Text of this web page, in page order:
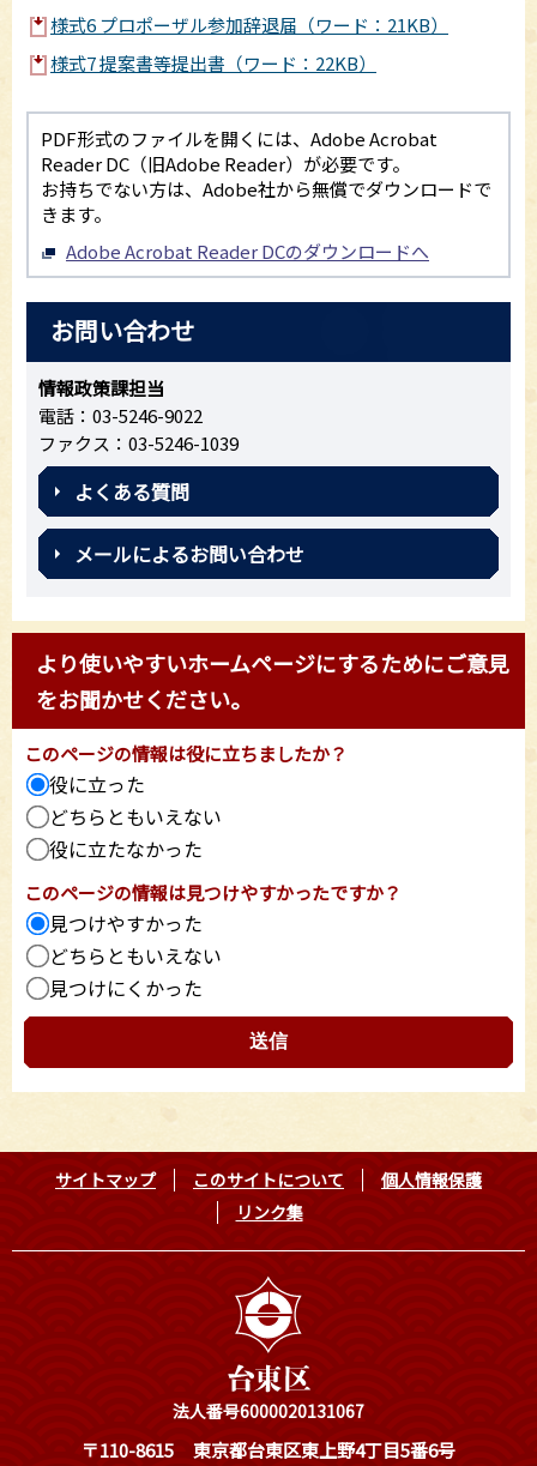
様式6 プロポーザル参加辞退届（ワード：21KB）
様式7 提案書等提出書（ワード：22KB）
PDF形式のファイルを開くには、Adobe Acrobat
Reader DC（旧Adobe Reader）が必要です。
お持ちでない方は、Adobe社から無償でダウンロードで
きます。
Adobe Acrobat Reader DCのダウンロードへ
お問い合わせ
情報政策課担当
電話：03-5246-9022
ファクス：03-5246-1039
よくある質問
メールによるお問い合わせ
より使いやすいホームページにするためにご意見
をお聞かせください。
このページの情報は役に立ちましたか？
役に立った
どちらともいえない
役に立たなかった
このページの情報は見つけやすかったですか？
見つけやすかった
どちらともいえない
見つけにくかった
サイトマップ このサイトについて
個人情報保護
リンク集
法人番号6000020131067
〒110-8615
東京都台東区東上野4丁目5番6号